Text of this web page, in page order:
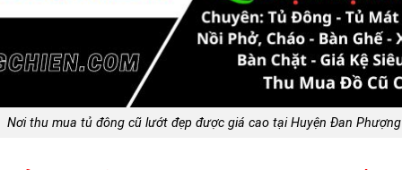
Nơi thu mua tủ đông cũ lướt đẹp được giá cao tại Huyện Đan Phượng